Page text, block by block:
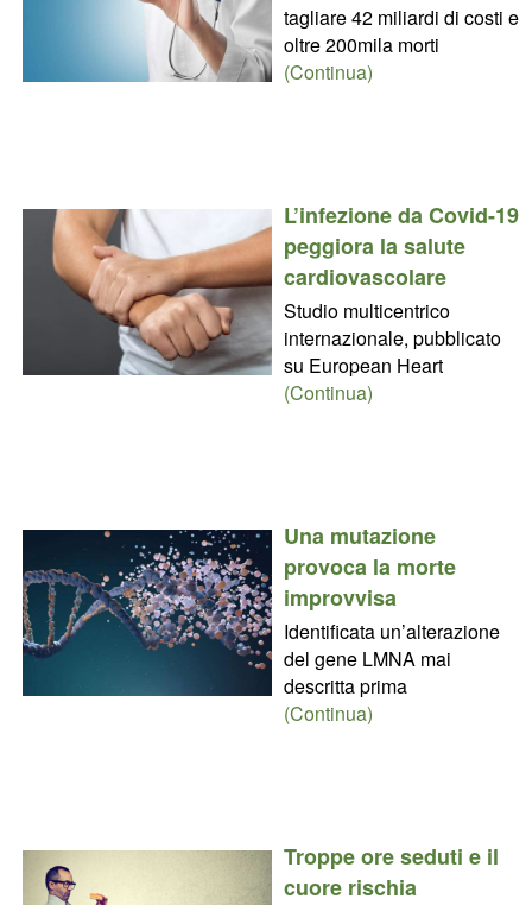
tagliare 42 miliardi di costi e
oltre 200mila morti
(Continua)
L’infezione da Covid-19
peggiora la salute
cardiovascolare
Studio multicentrico
internazionale, pubblicato
su European Heart
(Continua)
Una mutazione
provoca la morte
improvvisa
Identificata un’alterazione
del gene LMNA mai
descritta prima
(Continua)
Troppe ore seduti e il
cuore rischia